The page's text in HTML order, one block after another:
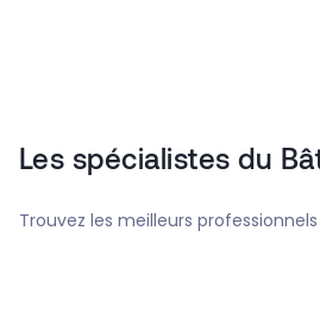
Les spécialistes du
Trouvez les meilleurs